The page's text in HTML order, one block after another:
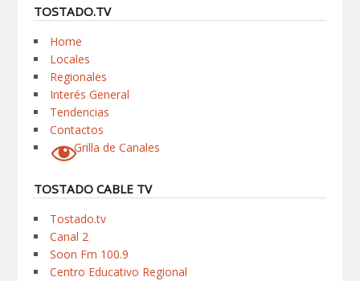
TOSTADO.TV
Home
Locales
Regionales
Interés General
Tendencias
Contactos
Grilla de Canales
TOSTADO CABLE TV
Tostado.tv
Canal 2
Soon Fm 100.9
Centro Educativo Regional